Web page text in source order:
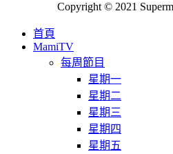
Copyright © 2021
首頁
MamiTV
每周節目
星期一
星期二
星期三
星期四
星期五